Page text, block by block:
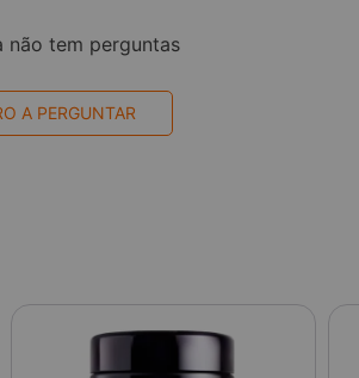
não tem perguntas
A PERGUNTAR